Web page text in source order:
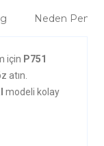
Neden Penta?
için P751
atın.
modeli kolay